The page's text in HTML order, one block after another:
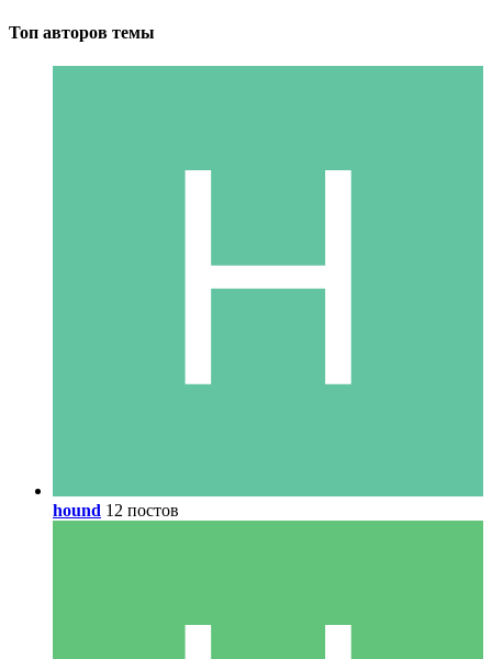
Топ авторов темы
hound 12 постов